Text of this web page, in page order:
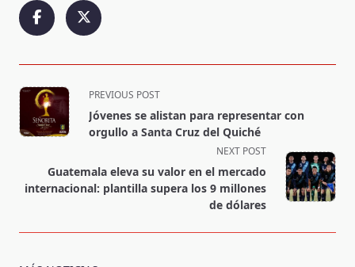
<span
class="nav-
subtitle
reader-
text">Page</span>
PREVIOUS POST
Jóvenes se alistan para representar con
orgullo a Santa Cruz del Quiché
NEXT POST
Guatemala eleva su valor en el mercado
internacional: plantilla supera los 9 millones
de dólares